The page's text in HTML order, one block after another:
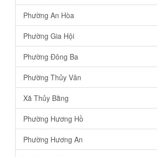
Phường An Hòa
Phường Gia Hội
Phường Đông Ba
Phường Thủy Vân
Xã Thủy Bằng
Phường Hương Hồ
Phường Hương An